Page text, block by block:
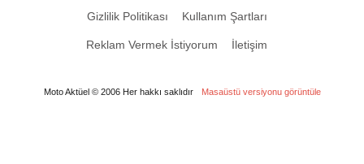
Gizlilik Politikası Kullanım Şartları
Reklam Vermek İstiyorum İletişim
Moto Aktüel © 2006 Her hakkı saklıdır Masaüstü versiyonu görüntüle